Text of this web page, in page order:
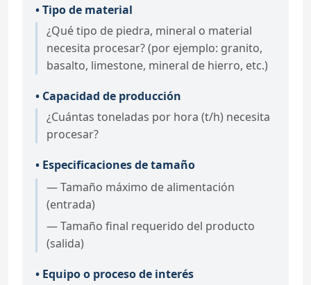
• Tipo de material
¿Qué tipo de piedra, mineral o material
necesita procesar? (por ejemplo: granito,
basalto, limestone, mineral de hierro, etc.)
• Capacidad de producción
¿Cuántas toneladas por hora (t/h) necesita
procesar?
• Especificaciones de tamaño
— Tamaño máximo de alimentación
(entrada)
— Tamaño final requerido del producto
(salida)
• Equipo o proceso de interés